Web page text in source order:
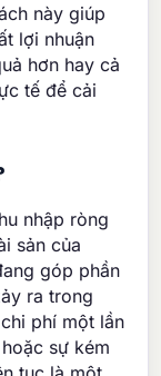
này giúp
lợi nhuận
hơn hay cả
tế để cải
nhập ròng
sản của
góp phần
ra trong
phí một lần
sự kém